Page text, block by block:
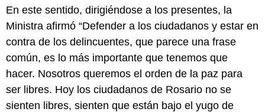
En este sentido, dirigiéndose a los presentes, la
Ministra afirmó “Defender a los ciudadanos y estar en
contra de los delincuentes, que parece una frase
común, es lo más importante que tenemos que
hacer. Nosotros queremos el orden de la paz para
ser libres. Hoy los ciudadanos de Rosario no se
sienten libres, sienten que están bajo el yugo de